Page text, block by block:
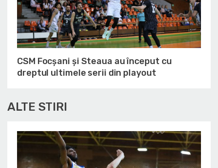
CSM Focșani și Steaua au început cu
dreptul ultimele serii din playout
ALTE STIRI